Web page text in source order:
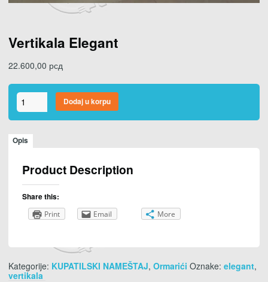
Vertikala Elegant
22.600,00 рсд
Vertikala
Elegant
količina
Dodaj u korpu
Opis
Product Description
Share this:
Print Email More
Kategorije: KUPATILSKI NAMEŠTAJ, Ormarići Oznake: elegant,
vertikala